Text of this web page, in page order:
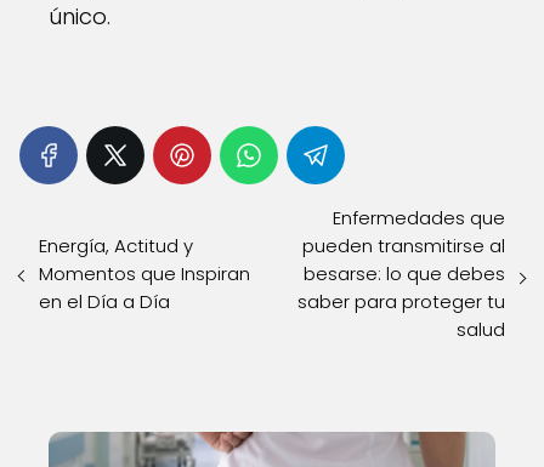
único.
Energía, Actitud y
Momentos que Inspiran
en el Día a Día
Enfermedades que
pueden transmitirse al
besarse: lo que debes
saber para proteger tu
salud